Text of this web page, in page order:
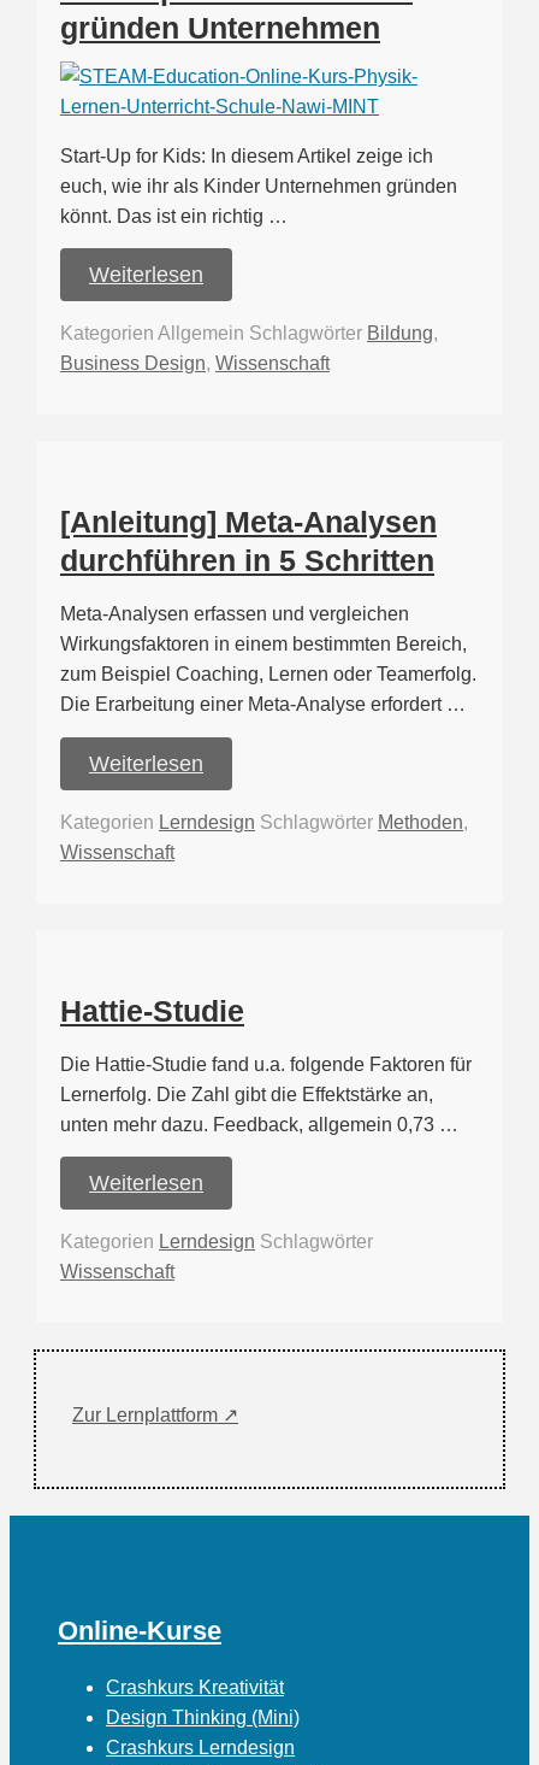
gründen Unternehmen
Start-Up for Kids: In diesem Artikel zeige ich
euch, wie ihr als Kinder Unternehmen gründen
könnt. Das ist ein richtig …
Weiterlesen
Kategorien Allgemein Schlagwörter Bildung,
Business Design, Wissenschaft
[Anleitung] Meta-Analysen
durchführen in 5 Schritten
Meta-Analysen erfassen und vergleichen
Wirkungsfaktoren in einem bestimmten Bereich,
zum Beispiel Coaching, Lernen oder Teamerfolg.
Die Erarbeitung einer Meta-Analyse erfordert …
Weiterlesen
Kategorien Lerndesign Schlagwörter Methoden,
Wissenschaft
Hattie-Studie
Die Hattie-Studie fand u.a. folgende Faktoren für
Lernerfolg. Die Zahl gibt die Effektstärke an,
unten mehr dazu. Feedback, allgemein 0,73 …
Weiterlesen
Kategorien Lerndesign Schlagwörter
Wissenschaft
Zur Lernplattform ↗
Online-Kurse
Crashkurs Kreativität
Design Thinking (Mini)
Crashkurs Lerndesign